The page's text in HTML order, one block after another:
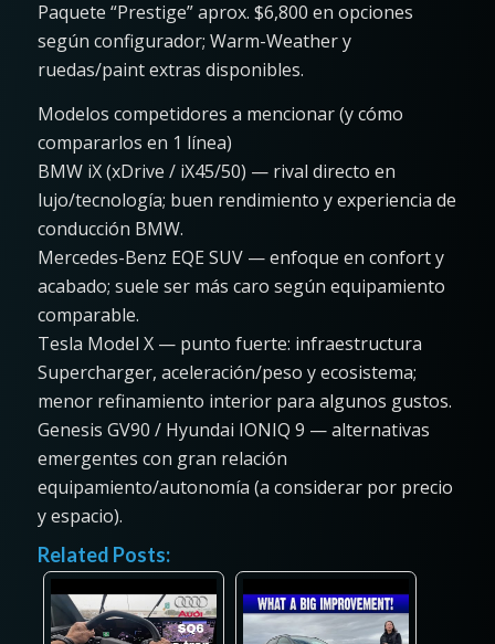
Paquete “Prestige” aprox. $6,800 en opciones
según configurador; Warm-Weather y
ruedas/paint extras disponibles.
Modelos competidores a mencionar (y cómo
compararlos en 1 línea)
BMW iX (xDrive / iX45/50) — rival directo en
lujo/tecnología; buen rendimiento y experiencia de
conducción BMW.
Mercedes-Benz EQE SUV — enfoque en confort y
acabado; suele ser más caro según equipamiento
comparable.
Tesla Model X — punto fuerte: infraestructura
Supercharger, aceleración/peso y ecosistema;
menor refinamiento interior para algunos gustos.
Genesis GV90 / Hyundai IONIQ 9 — alternativas
emergentes con gran relación
equipamiento/autonomía (a considerar por precio
y espacio).
Related Posts: